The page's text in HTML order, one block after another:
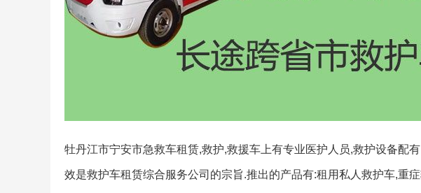
牡丹江市宁安市急救车租赁,救护,救援车上有专业医护人员,救护设备配
效是救护车租赁综合服务公司的宗旨.推出的产品有:租用私人救护车,重